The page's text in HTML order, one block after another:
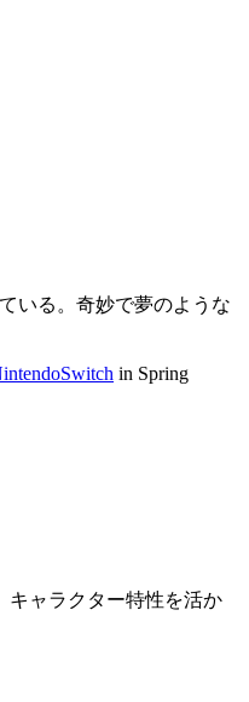
いる。奇妙で夢のような
in Spring
キャラクター特性を活か